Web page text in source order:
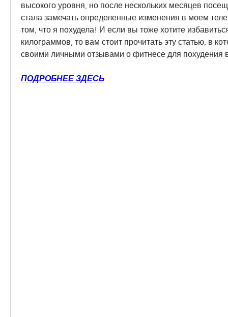
высокого уровня, но после нескольких месяцев
стала замечать определенные изменения в моем
том, что я похудела! И если вы тоже хотите
килограммов, то вам стоит прочитать эту статью, в
своими личными отзывами о фитнесе для похудения
ПОДРОБНЕЕ ЗДЕСЬ